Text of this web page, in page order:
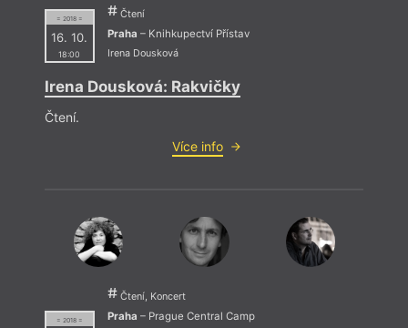
= 2018 =
16. 10.
18:00
Čtení
Praha – Knihkupectví Přístav
Irena Dousková
Irena Dousková: Rakvičky
Čtení.
Více info
= 2018 =
Čtení, Koncert
Praha – Prague Central Camp